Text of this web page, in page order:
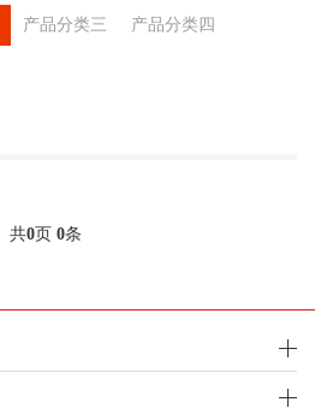
产品分类三 产品分类四
共0页 0条